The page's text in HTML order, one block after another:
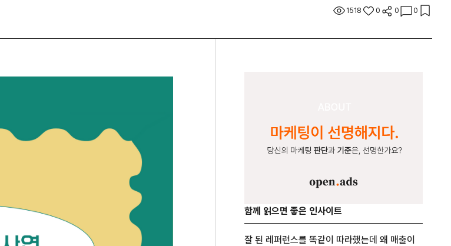
1518 0 0 0
함께 읽으면 좋은 인사이트
잘 된 레퍼런스를 똑같이 따라했는데 왜 매출이